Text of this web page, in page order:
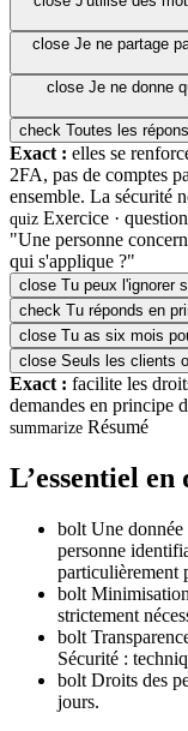
close Je ne partage
close Je ne donne
check Toutes les
Exact : elles se
2FA, pas de comptes
ensemble. La sécurité
quiz Exercice ·
"Une personne
qui s'applique ?"
close Tu peux l'ignorer
check Tu réponds en
close Tu as six mois
close Seuls les clients
Exact : facilite les
demandes en principe
summarize Résumé
L’essentiel
bolt Une
personne
particulièrement
bolt
strictement
bolt
Sécurité :
bolt Droits des
jours.